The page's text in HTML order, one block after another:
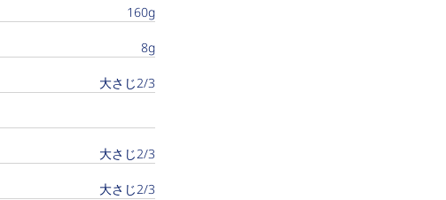
160g
8g
大さじ2/3
大さじ2/3
大さじ2/3